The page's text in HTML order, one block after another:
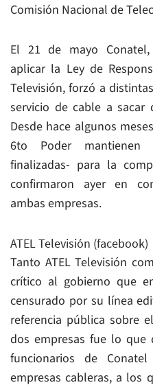
Comisión Nacional de
El 21 de mayo
aplicar la Ley de
Televisión, forzó a
servicio de cable a
Desde hace algunos
6to Poder mantienen
finalizadas- para la
confirmaron ayer en
ambas empresas.
ATEL Televisión (facebook)
Tanto ATEL Televisión
crítico al gobierno que
censurado por su línea
referencia pública sobre
dos empresas fue lo que
funcionarios de
empresas cableras, a los